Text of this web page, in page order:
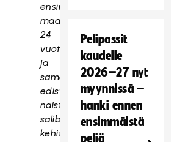
ensimmäinen
maailmanmestaruus
24
vuoteen
ja
samalla
edistää
naisten
salibandyn
kehitystä
Pelipassit
kaudelle
2026–27 nyt
myynnissä –
hanki ennen
ensimmäistä
peliä